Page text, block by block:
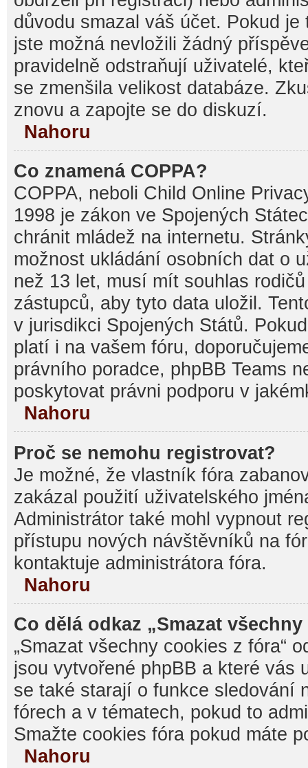
důvodu smazal váš účet. Pokud
jste možná nevložili žádný
pravidelně odstraňují uživatelé,
se zmenšila velikost databáze.
znovu a zapojte se do diskuzí.
Nahoru
Co znamená COPPA?
COPPA, neboli Child Online
1998 je zákon ve Spojených
chránit mládež na internetu.
možnost ukládání osobních dat o
než 13 let, musí mít souhlas
zástupců, aby tyto data uložil.
v jurisdikci Spojených Států.
platí i na vašem fóru,
právního poradce, phpBB Teams
poskytovat právni podporu v
Nahoru
Proč se nemohu registrovat?
Je možné, že vlastník fóra
zakázal použití uživatelského
Administrátor také mohl vypnout
přístupu nových návštěvníků na
kontaktuje administrátora fóra.
Nahoru
Co dělá odkaz „Smazat
„Smazat všechny cookies z fóra“
jsou vytvořené phpBB a které vás
se také starají o funkce sledování
fórech a v tématech, pokud to
Smažte cookies fóra pokud máte
Nahoru